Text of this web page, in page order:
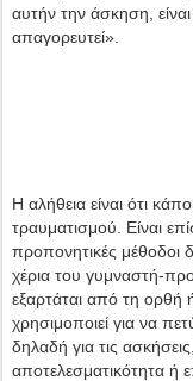
αυτήν την άσκηση,
απαγορευτεί».
Η αλήθεια είναι ότι
τραυματισμού. Είναι
προπονητικές μέθοδοι
χέρια του γυμναστή-
εξαρτάται από τη
χρησιμοποιεί για να
δηλαδή για τις
αποτελεσματικότητα ή